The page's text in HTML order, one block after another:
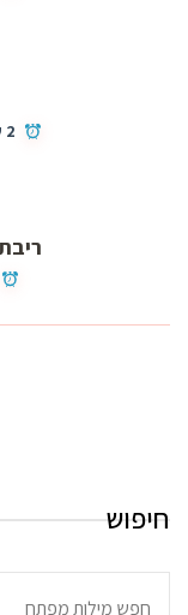
2 שעות 10 דקות
חיפוש